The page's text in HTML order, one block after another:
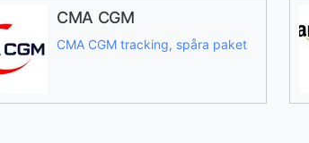
CMA CGM
CMA CGM tracking, spåra paket